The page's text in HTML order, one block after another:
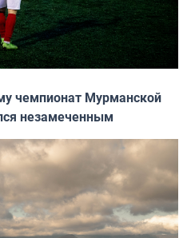
чемпионат Мурманской
незамеченным